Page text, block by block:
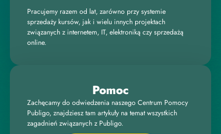
Pracujemy razem od lat, zarówno przy systemie
sprzedaży kursów, jak i wielu innych projektach
związanych z internetem, IT, elektroniką czy sprzedażą
online.
Pomoc
Zachęcamy do odwiedzenia naszego Centrum Pomocy
Publigo, znajdziesz tam artykuły na temat wszystkich
zagadnień związanych z Publigo.